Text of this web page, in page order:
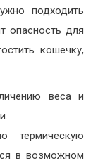
подходить
опасность для
кошечку,
веса и
термическую
в возможном